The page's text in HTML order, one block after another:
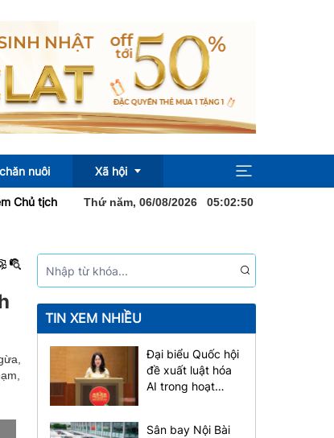
nuôi Xã hội
Địa ốc
Sức khỏe
Hạ viện Vương quốc Thái Lan bắt đầu thăm chính thức Việt
Thứ năm, 06/08/2026 05:02:51
TIN XEM NHIỀU
Đại biểu Quốc hội
đề xuất luật hóa
AI trong hoạt
Sân bay Nội Bài